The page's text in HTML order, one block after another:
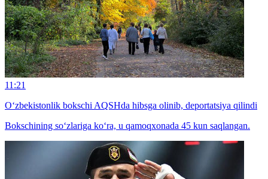
11:21
O‘zbekistonlik bokschi AQSHda hibsga olinib, deportatsiya qilindi
Bokschining so‘zlariga ko‘ra, u qamoqxonada 45 kun saqlangan.